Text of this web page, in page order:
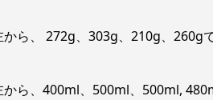
ら、 272g、303g、210g、260gで
ら、400ml、500ml、500ml,